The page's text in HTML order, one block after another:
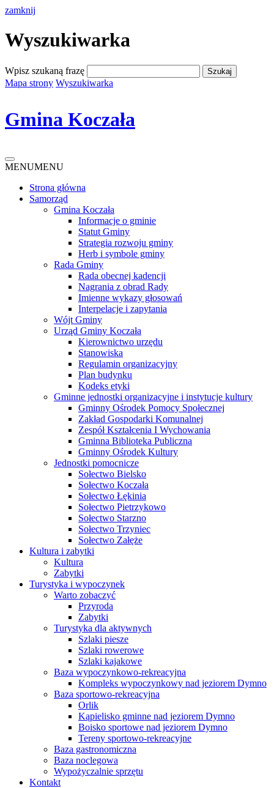
zamknij
Wyszukiwarka
Wpisz szukaną frazę
Mapa strony Wyszukiwarka
Gmina Koczała
MENUMENU
Strona główna
Samorząd
Gmina Koczała
Informacje o gminie
Statut Gminy
Strategia rozwoju gminy
Herb i symbole gminy
Rada Gminy
Rada obecnej kadencji
Nagrania z obrad Rady
Imienne wykazy głosowań
Interpelacje i zapytania
Wójt Gminy
Urząd Gminy Koczała
Kierownictwo urzędu
Stanowiska
Regulamin organizacyjny
Plan budynku
Kodeks etyki
Gminne jednostki organizacyjne i instytucje kultury
Gminny Ośrodek Pomocy Społecznej
Zakład Gospodarki Komunalnej
Zespół Kształcenia I Wychowania
Gminna Biblioteka Publiczna
Gminny Ośrodek Kultury
Jednostki pomocnicze
Sołectwo Bielsko
Sołectwo Koczała
Sołectwo Łękinia
Sołectwo Pietrzykowo
Sołectwo Starzno
Sołectwo Trzyniec
Sołectwo Załęże
Kultura i zabytki
Kultura
Zabytki
Turystyka i wypoczynek
Warto zobaczyć
Przyroda
Zabytki
Turystyka dla aktywnych
Szlaki piesze
Szlaki rowerowe
Szlaki kajakowe
Baza wypoczynkowo-rekreacyjna
Kompleks wypoczynkowy nad jeziorem Dymno
Baza sportowo-rekreacyjna
Orlik
Kąpielisko gminne nad jeziorem Dymno
Boisko sportowe nad jeziorem Dymno
Tereny sportowo-rekreacyjne
Baza gastronomiczna
Baza noclegowa
Wypożyczalnie sprzętu
Kontakt